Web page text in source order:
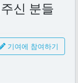
신 분들
기여에 참여하기